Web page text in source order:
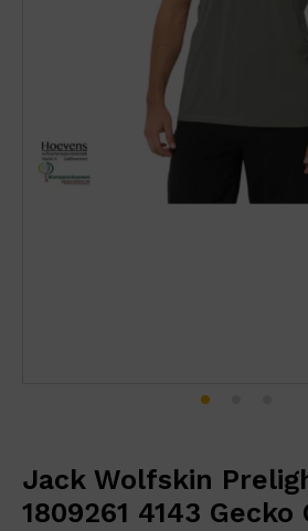
Jack Wolfskin
1809261 4143 Gecko